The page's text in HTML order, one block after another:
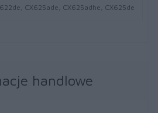
CX625ade, CX625adhe, CX625de
handlowe